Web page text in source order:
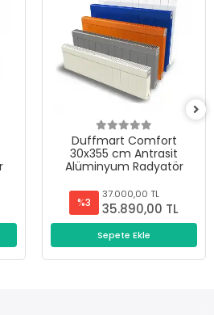
Duffmart Comfort
30x355 cm Antrasit
Alüminyum Radyatör
%3
37.000,00 TL
35.890,00 TL
Sepete Ekle